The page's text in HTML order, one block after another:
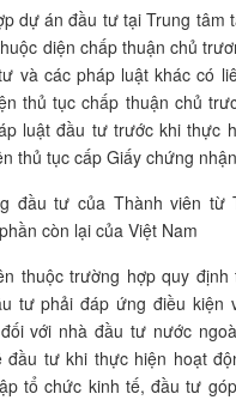
dự án đầu tư tại Trung tâm
diện chấp thuận chủ
và các pháp luật khác có
thủ tục chấp thuận chủ
luật đầu tư trước khi thực
thủ tục cấp Giấy chứng
đầu tư của Thành viên từ
còn lại của Việt Nam
thuộc trường hợp quy
tư phải đáp ứng điều kiện
với nhà đầu tư nước
đầu tư khi thực hiện hoạt
tổ chức kinh tế, đầu tư